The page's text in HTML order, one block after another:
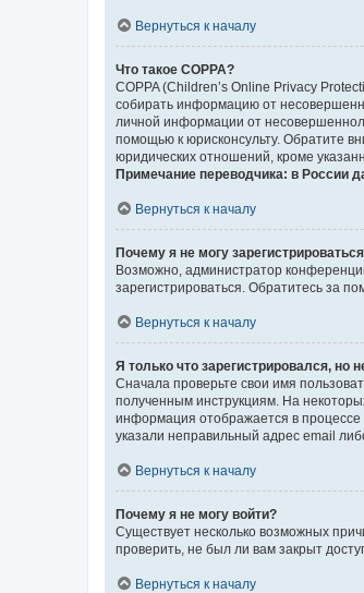
Вернуться к началу
Что такое COPPA?
COPPA (Children’s Online Privacy
собирать информацию от
личной информации от
помощью к юрисконсульту. Обратите
юридических отношений, кроме
Примечание переводчика: в России
Вернуться к началу
Почему я не могу
Возможно, администратор
зарегистрироваться. Обратитесь за
Вернуться к началу
Я только что зарегистрировался, но
Сначала проверьте свои имя
полученным инструкциям. На
информация отображается в
указали неправильный адрес email
Вернуться к началу
Почему я не могу войти?
Существует несколько возможных
проверить, не был ли вам закрыт
Вернуться к началу